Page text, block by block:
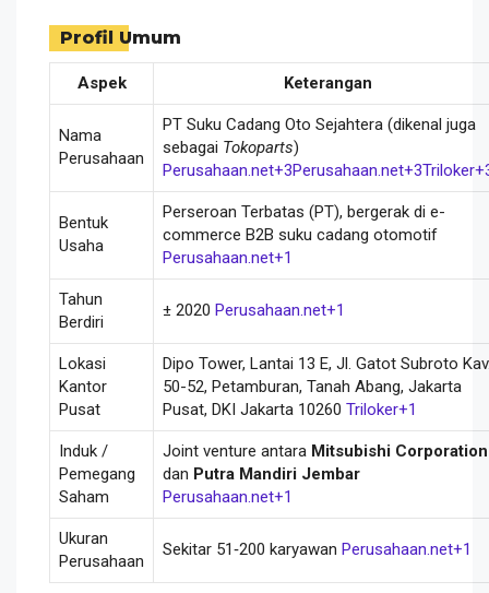
Profil Umum
Aspek Keterangan
Nama
Perusahaan
PT Suku Cadang Oto Sejahtera (dikenal juga
sebagai Tokoparts)
Perusahaan.net+3Perusahaan.net+3Triloker
Bentuk
Usaha
Perseroan Terbatas (PT), bergerak di e-
commerce B2B suku cadang otomotif
Perusahaan.net+1
Tahun
Berdiri
± 2020 Perusahaan.net+1
Lokasi
Kantor
Pusat
Dipo Tower, Lantai 13 E, Jl. Gatot Subroto
50-52, Petamburan, Tanah Abang, Jakarta
Pusat, DKI Jakarta 10260 Triloker+1
Induk /
Pemegang
Saham
Joint venture antara Mitsubishi Corporation
dan Putra Mandiri Jembar
Perusahaan.net+1
Ukuran
Perusahaan
Sekitar 51‑200 karyawan Perusahaan.net+1